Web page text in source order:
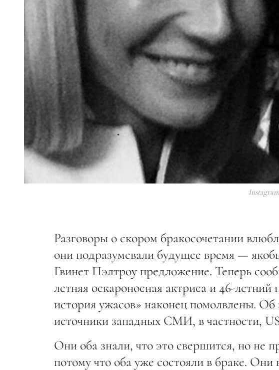
Разговоры о скором бракосочетании
они подразумевали будущее время —
Гвинет Пэлтроу предложение. Теперь
летняя оскароносная актриса и 46-
история ужасов» наконец помолвлены.
источники западных СМИ, в частности,
Они оба знали, что это свершится, но не
потому что оба уже состояли в браке.